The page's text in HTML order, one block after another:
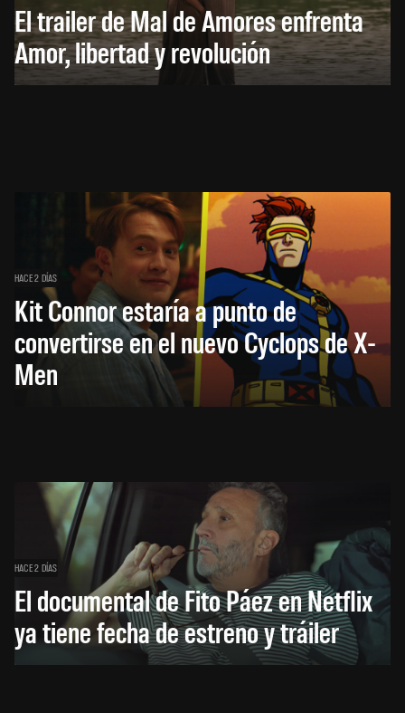
El trailer de Mal de Amores enfrenta
Amor, libertad y revolución
HACE 2 DÍAS
Kit Connor estaría a punto de
convertirse en el nuevo Cyclops de X-
Men
HACE 2 DÍAS
El documental de Fito Páez en Netflix
ya tiene fecha de estreno y tráiler